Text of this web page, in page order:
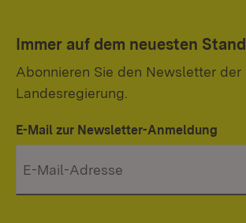
Immer auf dem neuesten Stand
Abonnieren Sie den Newsletter der
Landesregierung.
E-Mail zur Newsletter-Anmeldung